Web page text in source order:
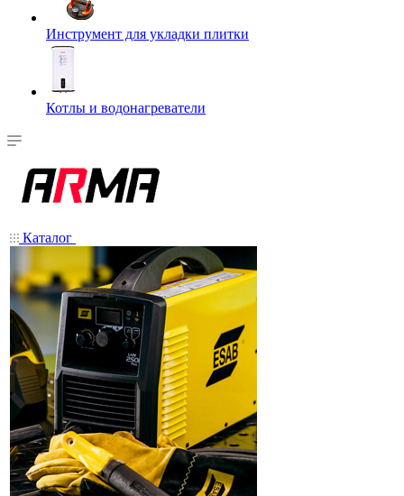
Инструмент для укладки плитки
Котлы и водонагреватели
Каталог